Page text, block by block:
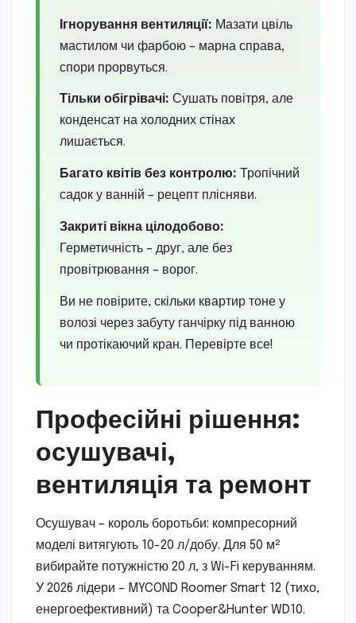
Ігнорування вентиляції: Мазати цвіль
мастилом чи фарбою – марна справа,
спори прорвуться.
Тільки обігрівачі: Сушать повітря, але
конденсат на холодних стінах
лишається.
Багато квітів без контролю: Тропічний
садок у ванній – рецепт плісняви.
Закриті вікна цілодобово:
Герметичність – друг, але без
провітрювання – ворог.
Ви не повірите, скільки квартир тоне у
волозі через забуту ганчірку під ванною
чи протікаючий кран. Перевірте все!
Професійні рішення:
осушувачі,
вентиляція та ремонт
Осушувач – король боротьби: компресорний
моделі витягують 10-20 л/добу. Для 50 м²
вибирайте потужністю 20 л, з Wi-Fi керуванням.
У 2026 лідери – MYCOND Roomer Smart 12 (тихо,
енергоефективний) та Cooper&Hunter WD10.